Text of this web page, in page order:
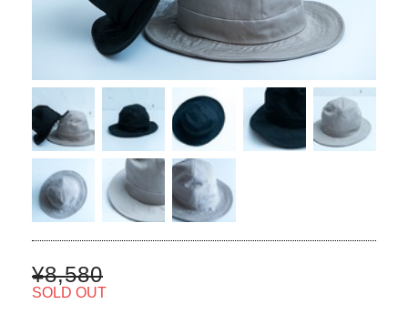
¥8,580
SOLD OUT